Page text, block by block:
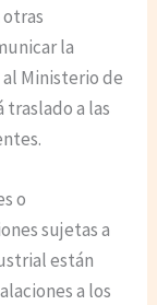
la
Ministerio de
a las
o
sujetas a
están
a los